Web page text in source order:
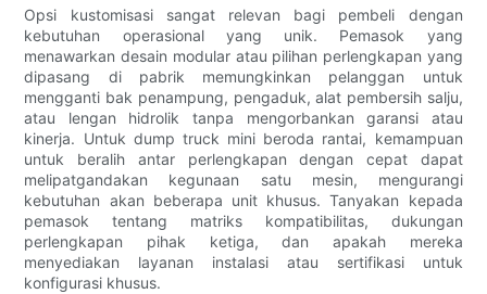
Opsi kustomisasi sangat relevan bagi pembeli dengan
kebutuhan operasional yang unik. Pemasok yang
menawarkan desain modular atau pilihan perlengkapan yang
dipasang di pabrik memungkinkan pelanggan untuk
mengganti bak penampung, pengaduk, alat pembersih salju,
atau lengan hidrolik tanpa mengorbankan garansi atau
kinerja. Untuk dump truck mini beroda rantai, kemampuan
untuk beralih antar perlengkapan dengan cepat dapat
melipatgandakan kegunaan satu mesin, mengurangi
kebutuhan akan beberapa unit khusus. Tanyakan kepada
pemasok tentang matriks kompatibilitas, dukungan
perlengkapan pihak ketiga, dan apakah mereka
menyediakan layanan instalasi atau sertifikasi untuk
konfigurasi khusus.